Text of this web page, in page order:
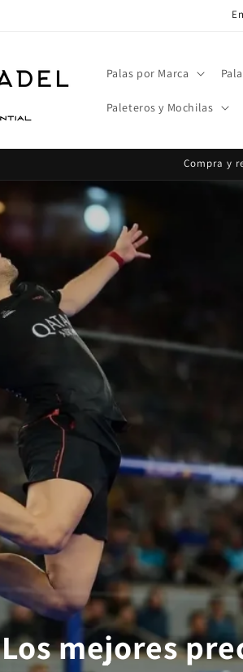
Palas por Marca
Paleteros y Mochilas
Compra y
Los mejores